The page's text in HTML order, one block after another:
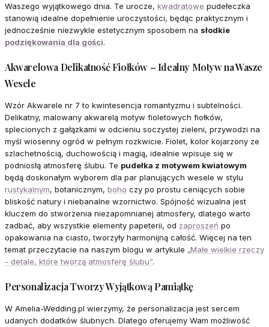
Waszego wyjątkowego dnia. Te urocze, kwadratowe pudełeczka
stanowią idealne dopełnienie uroczystości, będąc praktycznym i
jednocześnie niezwykle estetycznym sposobem na słodkie
podziękowania dla gości.
Akwarelowa Delikatność Fiołków – Idealny Motyw na Wasze
Wesele
Wzór Akwarele nr 7 to kwintesencja romantyzmu i subtelności.
Delikatny, malowany akwarelą motyw fioletowych fiołków,
splecionych z gałązkami w odcieniu soczystej zieleni, przywodzi na
myśl wiosenny ogród w pełnym rozkwicie. Fiolet, kolor kojarzony ze
szlachetnością, duchowością i magią, idealnie wpisuje się w
podniosłą atmosferę ślubu. Te pudełka z motywem kwiatowym
będą doskonałym wyborem dla par planujących wesele w stylu
rustykalnym, botanicznym, boho czy po prostu ceniących sobie
bliskość natury i niebanalne wzornictwo. Spójność wizualna jest
kluczem do stworzenia niezapomnianej atmosfery, dlatego warto
zadbać, aby wszystkie elementy papeterii, od zaproszeń po
opakowania na ciasto, tworzyły harmonijną całość. Więcej na ten
temat przeczytacie na naszym blogu w artykule „Małe wielkie rzeczy
- detale, które tworzą atmosferę ślubu”.
Personalizacja Tworzy Wyjątkową Pamiątkę
W Amelia-Wedding.pl wierzymy, że personalizacja jest sercem
udanych dodatków ślubnych. Dlatego oferujemy Wam możliwość